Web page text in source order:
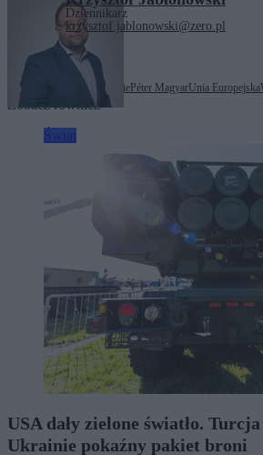
Dziennikarz
krzysztof.jablonowski@zero.pl
Tagi: fundusze europejskiePéter MagyarUnia Europejska
Zobacz również
USA dały zielone światło.
Ukrainie pokaźny pakiet broni